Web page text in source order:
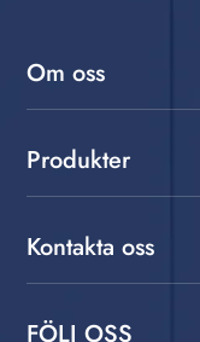
Om oss
Produkter
Kontakta oss
FÖLJ OSS